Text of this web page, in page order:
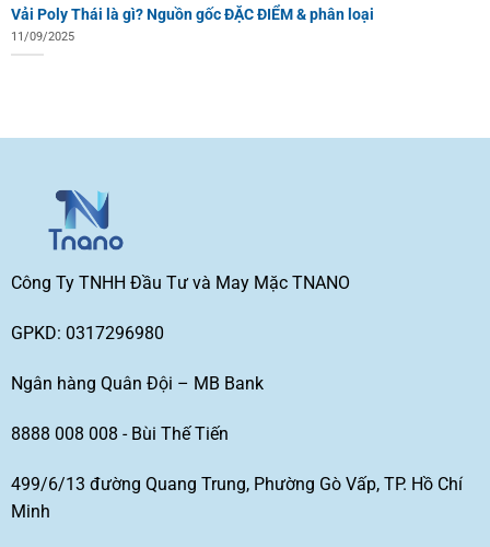
Vải Poly Thái là gì? Nguồn gốc ĐẶC ĐIỂM & phân loại
11/09/2025
Công Ty TNHH Đầu Tư và May Mặc TNANO
GPKD: 0317296980
Ngân hàng Quân Đội – MB Bank
8888 008 008 - Bùi Thế Tiến
499/6/13 đường Quang Trung, Phường Gò Vấp, TP. Hồ Chí
Minh